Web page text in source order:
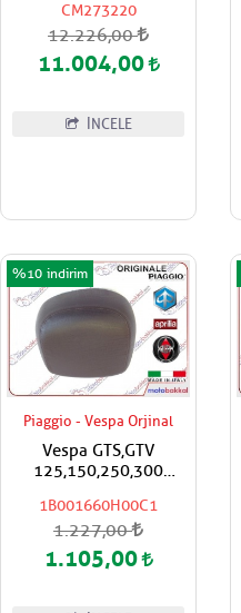
Çanta İçin Sırt Dayama
Pad CM273220
CM273220
12.226,00
11.004,00
İNCELE
Piaggio - Vespa Orjinal
Vespa GTS,GTV
125,150,250,300
Çanta İçin Sırt Dayama
Pad / Koyu Kahverengi
1B001660H00C1
%10
1.227,00
1.105,00